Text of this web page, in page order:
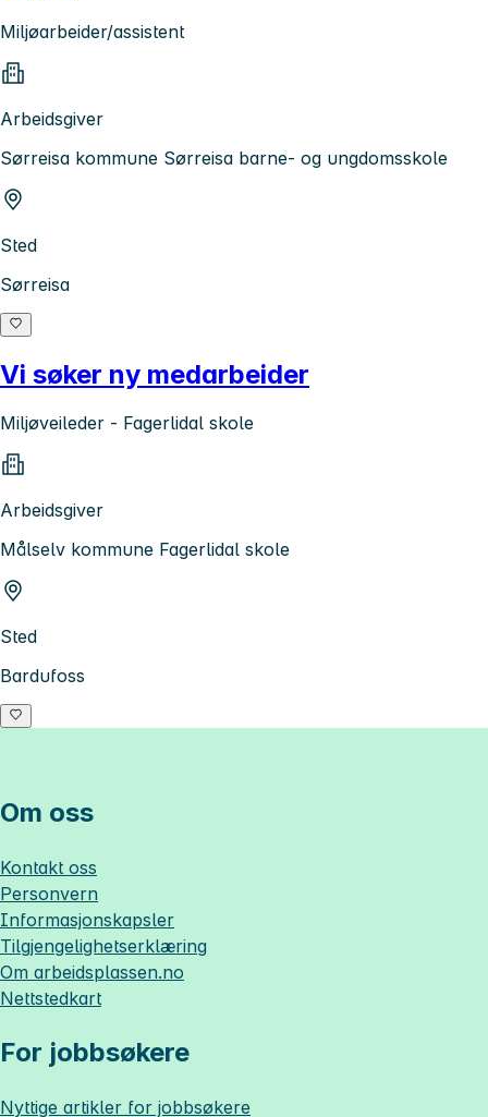
Miljøarbeider/assistent
Arbeidsgiver
Sørreisa kommune Sørreisa barne- og ungdomsskole
Sted
Sørreisa
Vi søker ny medarbeider
Miljøveileder - Fagerlidal skole
Arbeidsgiver
Målselv kommune Fagerlidal skole
Sted
Bardufoss
Om oss
Kontakt oss
Personvern
Informasjonskapsler
Tilgjengelighetserklæring
Om arbeidsplassen.no
Nettstedkart
For jobbsøkere
Nyttige artikler for jobbsøkere